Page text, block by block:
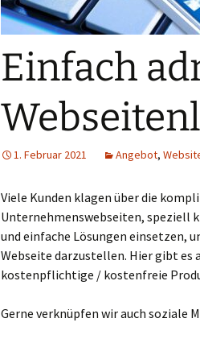
Einfach
1. Februar 2021 Angebot,
Viele Kunden klagen über die
Unternehmenswebseiten, speziell
und einfache Lösungen einsetzen,
Webseite darzustellen. Hier gibt es
kostenpflichtige / kostenfreie
Gerne verknüpfen wir auch